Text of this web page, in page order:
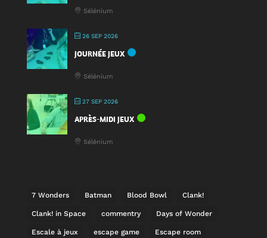
Sélénium
26 SEP 2026
JOURNÉE JEUX
Sélénium
27 SEP 2026
APRÈS-MIDI JEUX
Sélénium
7 Wonders Batman Blood Bowl Clank!
Clank! in Space commentry Days of Wonder
Escale à jeux escape game Escape room